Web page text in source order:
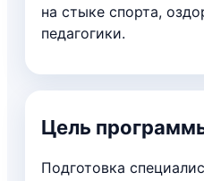
на стыке спорта,
педагогики.
Цель
Подготовка